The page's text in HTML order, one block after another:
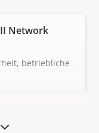
II Network
betriebliche